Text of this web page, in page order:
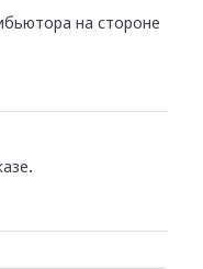
на стороне